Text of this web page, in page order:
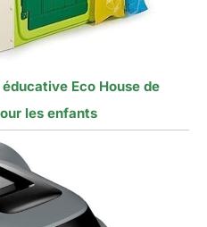
Eco House de
les enfants